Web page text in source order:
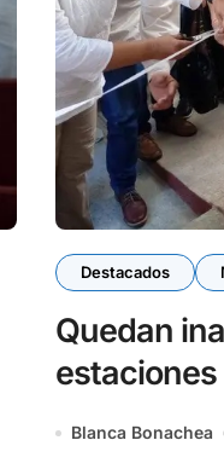
Destacados
Quedan
digitales
Blanca Bonachea